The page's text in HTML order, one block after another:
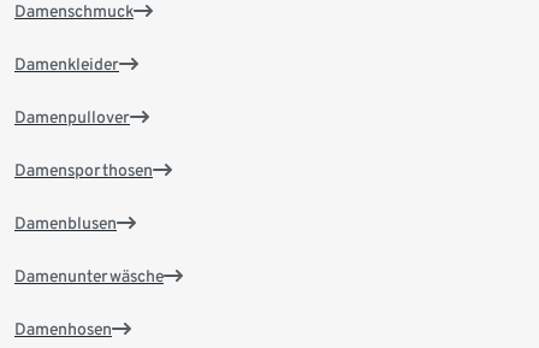
Damenschmuck
Damenkleider
Damenpullover
Damensporthosen
Damenblusen
Damenunterwäsche
Damenhosen